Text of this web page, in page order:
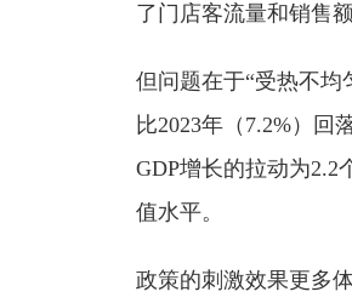
了门店客流量和销售额
但问题在于“受热不均
比2023年（7.2%）回
GDP增长的拉动为2.2
值水平。
政策的刺激效果更多